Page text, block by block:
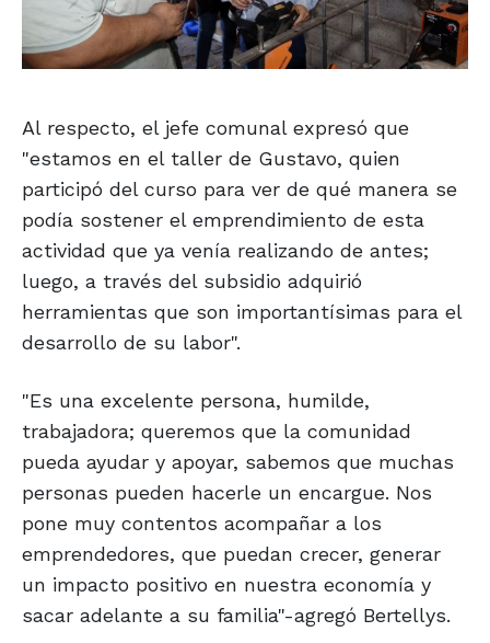
Al respecto, el jefe comunal expresó que
"estamos en el taller de Gustavo, quien
participó del curso para ver de qué manera se
podía sostener el emprendimiento de esta
actividad que ya venía realizando de antes;
luego, a través del subsidio adquirió
herramientas que son importantísimas para el
desarrollo de su labor".
"Es una excelente persona, humilde,
trabajadora; queremos que la comunidad
pueda ayudar y apoyar, sabemos que muchas
personas pueden hacerle un encargue. Nos
pone muy contentos acompañar a los
emprendedores, que puedan crecer, generar
un impacto positivo en nuestra economía y
sacar adelante a su familia"-agregó Bertellys.